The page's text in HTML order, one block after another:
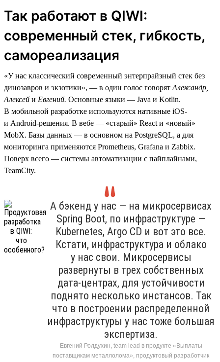
Так работают в QIWI:
современный стек, гибкость,
самореализация
«У нас классический современный энтерпрайзный стек без
динозавров и экзотики», — в один голос говорят Александр,
Алексей и Евгений. Основные языки — Java и Kotlin.
В мобильной разработке используются нативные iOS-
и Android-решения. В вебе — «старый» React и «новый»
MobX. Базы данных — в основном на PostgreSQL, а для
мониторинга применяются Prometheus, Grafana и Zabbix.
Поверх всего — системы автоматизации с пайплайнами,
TeamCity.
А бэкенд у нас — на микросервисах
Spring Boot, по инфраструктуре —
Kubernetes, Argo CD и вот это все.
Кстати, инфраструктура и облако
у нас свои. Микросервисы
развернуты в трех собственных
дата-центрах, для устойчивости
поднято несколько инстансов. Так
что в построении распределенной
инфраструктуры у нас тоже большая
экспертиза.
Евгений Ролдухин, team lead в продукте «Выплаты
поставщикам металлолома», продуктовый разработчик